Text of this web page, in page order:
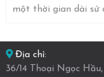
một thời gian dài sử
Địa chỉ:
36/14 Thoại Ngọc